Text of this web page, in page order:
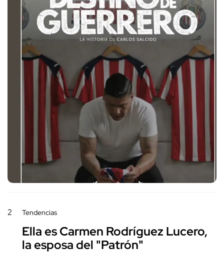
2 Tendencias
Ella es Carmen Rodríguez Lucero,
la esposa del "Patrón"